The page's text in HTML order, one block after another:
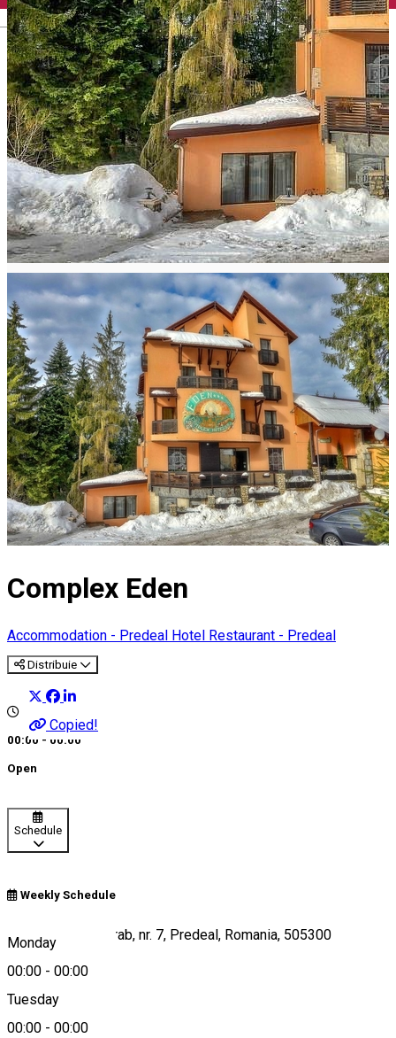
English
Complex Eden
Accommodation - Predeal Hotel Restaurant - Predeal
Distribuie
Copied!
00:00 - 00:00
Open
Schedule
Weekly Schedule
Monday
00:00 - 00:00
Tuesday
00:00 - 00:00
Str. Neagoe Basarab, nr. 7, Predeal, Romania, 505300
Map